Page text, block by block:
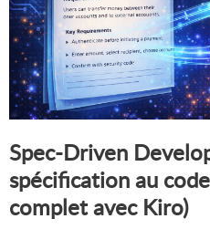
Spec-Driven
spécification au
complet avec Kiro)